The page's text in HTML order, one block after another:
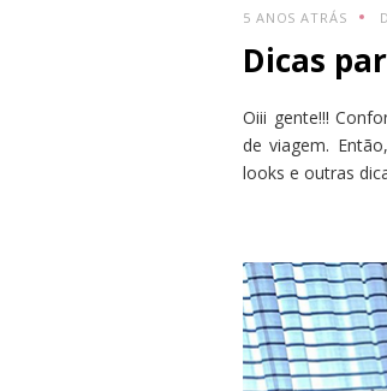
5 ANOS ATRÁS
Dicas
Oiii gente!!!
de viagem.
looks e outras